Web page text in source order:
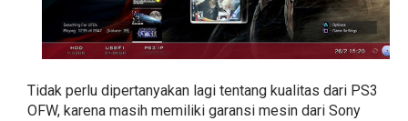
Tidak perlu dipertanyakan lagi tentang kualitas dari PS3
OFW, karena masih memiliki garansi mesin dari Sony